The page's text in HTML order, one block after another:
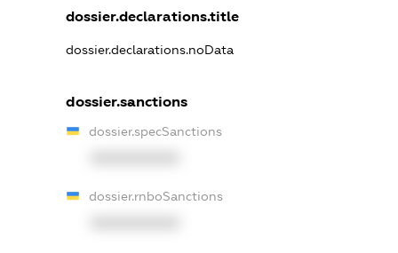
dossier.declarations.title
dossier.declarations.noData
dossier.sanctions
dossier.specSanctions
dossier.rnboSanctions